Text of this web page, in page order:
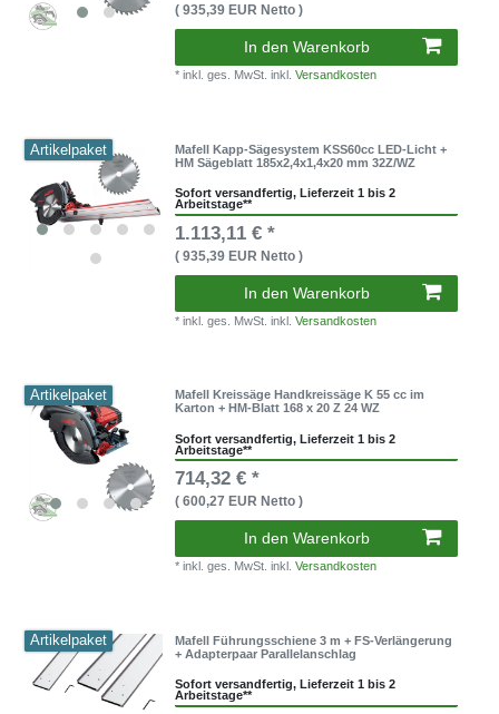
( 935,39 EUR Netto )
In den Warenkorb
* inkl. ges. MwSt. inkl.Versandkosten
Artikelpaket
Mafell Kapp-Sägesystem KSS60cc LED-Licht +
HM Sägeblatt 185x2,4x1,4x20 mm 32Z/WZ
Sofort versandfertig, Lieferzeit 1 bis 2
Arbeitstage**
1.113,11 € *
( 935,39 EUR Netto )
In den Warenkorb
* inkl. ges. MwSt. inkl.Versandkosten
Artikelpaket
Mafell Kreissäge Handkreissäge K 55 cc im
Karton + HM-Blatt 168 x 20 Z 24 WZ
Sofort versandfertig, Lieferzeit 1 bis 2
Arbeitstage**
714,32 € *
( 600,27 EUR Netto )
In den Warenkorb
* inkl. ges. MwSt. inkl.Versandkosten
Artikelpaket
Mafell Führungsschiene 3 m + FS-Verlängerung
+ Adapterpaar Parallelanschlag
Sofort versandfertig, Lieferzeit 1 bis 2
Arbeitstage**